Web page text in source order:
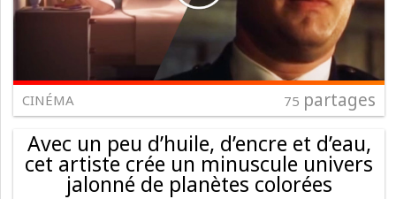
CINÉMA 75 partages
Avec un peu d’huile, d’encre et d’eau,
cet artiste crée un minuscule univers
jalonné de planètes colorées